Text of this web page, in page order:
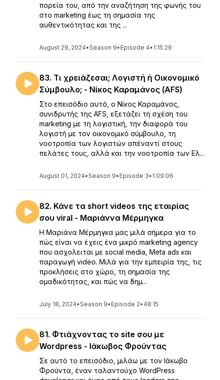
πορεία του, από την αναζήτηση της φωνής του
στο marketing έως τη σημασία της
αυθεντικότητας και της ...
August 29, 2024•Season 9• Episode 4• 1:15:29
83. Τι χρειάζεσαι; Λογιστή ή Οικονομικό
Σύμβουλο; - Νίκος Καραμάνος (AFS)
Στο επεισόδιο αυτό, ο Νίκος Καραμάνος,
συνιδρυτής της AFS, εξετάζει τη σχέση του
marketing με τη λογιστική, την διαφορά του
λογιστή με τον οικονομικό σύμβουλο, τη
νοοτροπία των λογιστών απέναντί στους
πελάτες τους, αλλά και την νοοτροπία των Ελ...
August 01, 2024•Season 9• Episode 3• 1:09:06
82. Κάνε τα short videos της εταιρίας
σου viral - Μαριάννα Μέρμηγκα
Η Μαριάνα Μέρμηγκα μας μιλά σήμερα για το
πώς είναι να έχεις ένα μικρό marketing agency
που ασχολειται με social media, Meta ads και
παραγωγή video. Mιλά για την εμπειρία της, τις
προκλήσεις στο χώρο, τη σημασία της
ομαδικότητας, και πώς να δημ...
July 18, 2024•Season 9• Episode 2• 48:15
81. Φτιάχνοντας το site σου με
Wordpress - Ιάκωβος Φρούντας
Σε αυτό το επεισόδιο, μιλάω με τον Ιάκωβο
Φρούντα, έναν ταλαντούχο WordPress